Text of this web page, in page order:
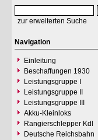
zur erweiterten Suche
Navigation
Einleitung
Beschaffungen 1930
Leistungsgruppe I
Leistungsgruppe II
Leistungsgruppe III
Akku-Kleinloks
Rangierschlepper Kdl
Deutsche Reichsbahn